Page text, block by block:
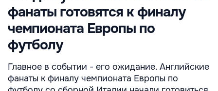
фанаты готовятся к финалу
чемпионата Европы по
футболу
Главное в событии - его ожидание. Английские
фанаты к финалу чемпионата Европы по